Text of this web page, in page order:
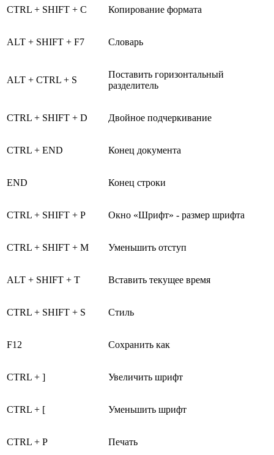
CTRL + SHIFT + C Копирование формата
ALT + SHIFT + F7 Словарь
ALT + CTRL + S
Поставить горизонтальный
разделитель
CTRL + SHIFT + D Двойное подчеркивание
CTRL + END Конец документа
END Конец строки
CTRL + SHIFT + P Окно «Шрифт» - размер шрифта
CTRL + SHIFT + M Уменьшить отступ
ALT + SHIFT + T Вставить текущее время
CTRL + SHIFT + S Стиль
F12 Сохранить как
CTRL + ] Увеличить шрифт
CTRL + [ Уменьшить шрифт
CTRL + P Печать